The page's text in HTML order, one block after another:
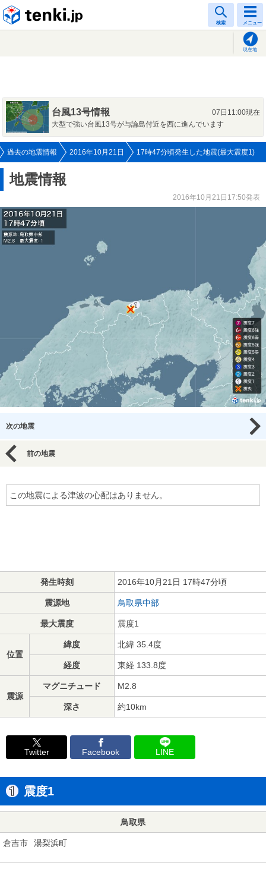
検索 メニュー
現在地
台風13号情報
07日11:00現在
大型で強い台風13号が与論島付近を西に進んでいます
過去の地震情報 2016年10月21日 17時47分頃発生した地震(最大震度1)
地震情報
2016年10月21日17:50発表
次の地震
前の地震
この地震による津波の心配はありません。
発生時刻 2016年10月21日 17時47分頃
震源地 鳥取県中部
最大震度 震度1
位置
緯度 北緯 35.4度
経度 東経 133.8度
震源
マグニチュード M2.8
深さ 約10km
Twitter Facebook LINE
震度1
鳥取県
倉吉市 湯梨浜町